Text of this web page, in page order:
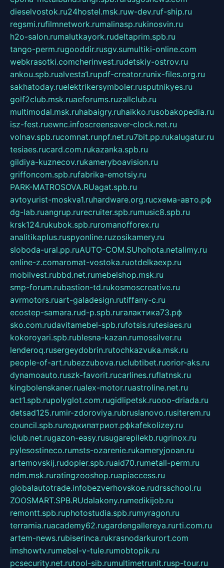
dieselvostok.ru24hostel.msk.ruw-dev.ruf-ship.ru
regsmi.rufilmnetwork.rumalinasp.rukinosvin.ru
h2o-salon.rumalutkayork.rudeltaprim.spb.ru
tango-perm.rugooddir.rusgv.sumultiki-online.com
webkrasotki.comcherinvest.rudetskiy-ostrov.ru
ankou.spb.rualvesta1.rupdf-creator.runix-files.org.ru
sakhatoday.ruelektrikersymboler.rusputnikyes.ru
golf2club.msk.ruaeforums.ruzallclub.ru
multimodal.msk.ruhabaigry.ruhaikko.rusobakopedia.ru
isz-fest.ruewnc.infoscreensaver-clock.net.ru
volnav.spb.rucomnat.runpf.net.ru7bit.pp.rukalugatur.ru
tesiaes.rucard.com.rukazanka.spb.ru
gildiya-kuznecov.rukameryboavision.ru
griffoncom.spb.rufabrika-emotsiy.ru
PARK-MATROSOVA.RUagat.spb.ru
avtoyurist-moskva1.ruhardware.org.ruсхема-авто.рф
dg-lab.ruangrup.rurecruiter.spb.rumusic8.spb.ru
krsk124.rukubok.spb.ruromanofforex.ru
analitikaplus.ruspyonline.ruzosikamery.ru
sloboda-ural.pp.ruAUTO-COM.SUhohota.netalimy.ru
online-z.comaromat-vostoka.ruotdelkaexp.ru
mobilvest.rubbd.net.rumebelshop.msk.ru
smp-forum.rubastion-td.rukosmoscreative.ru
avrmotors.ruart-galadesign.rutiffany-c.ru
ecostep-samara.rud-p.spb.ruгалактика73.рф
sko.com.rudavitamebel-spb.rufotsis.rutesiaes.ru
kokoroyari.spb.rublesna-kazan.rumossilver.ru
lenderoq.rusergeydobrin.rutochkazvuka.msk.ru
people-of-art.rubezzubova.ruclubtibet.ruorior-aks.ru
dynamoauto.ruszk-favorit.rucarlines.ruflatnsk.ru
kingbolenskaner.rualex-motor.ruastroline.net.ru
act1.spb.rupolyglot.com.rugidlipetsk.ruooo-driada.ru
detsad125.rumir-zdoroviya.rubruslanovo.rusiterem.ru
council.spb.ruлодкипатриот.рфkafekolizey.ru
iclub.net.rugazon-easy.rusugarepilekb.rugrinox.ru
pylesostineco.rumsts-ozarenie.rukameryjooan.ru
artemovskij.rudopler.spb.ruaid70.rumetall-perm.ru
ndm.msk.ruratingzooshop.ruapiaccess.ru
globalautotrade.infobezverhovskoe.rudrsschool.ru
ZOOSMART.SPB.RUdalakony.rumedikijob.ru
remontt.spb.ruphotostudia.spb.rumyragon.ru
terramia.ruacademy62.rugardengallereya.rurti.com.ru
artem-news.rubiserinca.rukrasnodarkurort.com
imshowtv.rumebel-v-tule.rumobtopik.ru
pcsecurity.net.rutool-sib.rumultimetrunit.rusp-tour.ru